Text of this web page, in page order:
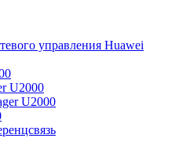
управления Huawei
U2000
U2000